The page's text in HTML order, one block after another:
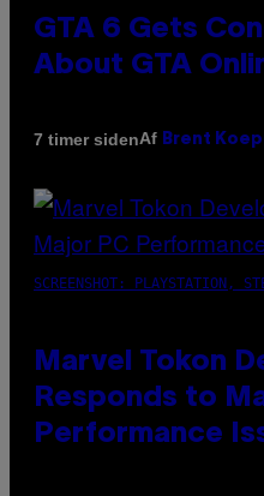
GTA 6 Gets
About GTA
7 timer sidenAf Brent
SCREENSHOT: PLAYSTATION,
Marvel Tokon
Responds to
Performance